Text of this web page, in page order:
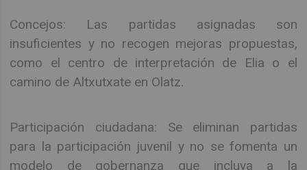
Concejos: Las partidas asignadas son
insuficientes y no recogen mejoras propuestas,
como el centro de interpretación de Elia o el
camino de Altxutxate en Olatz.
Participación ciudadana: Se eliminan partidas
para la participación juvenil y no se fomenta un
modelo de gobernanza que incluya a la